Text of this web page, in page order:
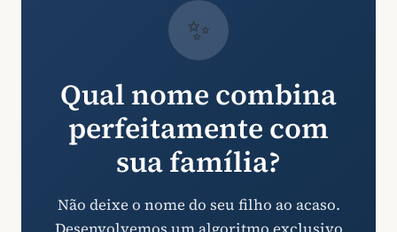
✨
Qual nome combina
perfeitamente com
sua família?
Não deixe o nome do seu filho ao acaso.